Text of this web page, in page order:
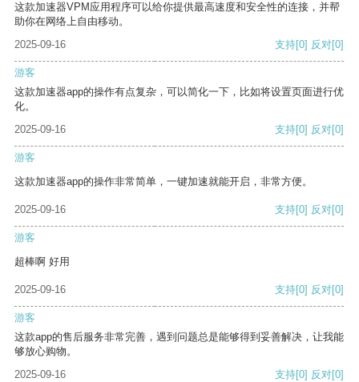
这款加速器VPM应用程序可以给你提供最高速度和安全性的连接，并帮
助你在网络上自由移动。
2025-09-16
支持[0] 反对[0]
游客
这款加速器app的操作有点复杂，可以简化一下，比如将设置页面进行优
化。
2025-09-16
支持[0] 反对[0]
游客
这款加速器app的操作非常简单，一键加速就能开启，非常方便。
2025-09-16 支持[0] 反对[0]
游客
超棒啊 好用
2025-09-16 支持[0] 反对[0]
游客
这款app的售后服务非常完善，遇到问题总是能够得到妥善解决，让我能
够放心购物。
2025-09-16
支持[0] 反对[0]